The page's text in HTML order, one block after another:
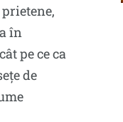
în
pe ce ca
de